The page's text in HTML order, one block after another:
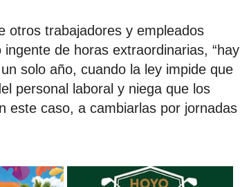
otros trabajadores y empleados
de horas extraordinarias, “hay
solo año, cuando la ley impide que
personal laboral y niega que los
este caso, a cambiarlas por jornadas